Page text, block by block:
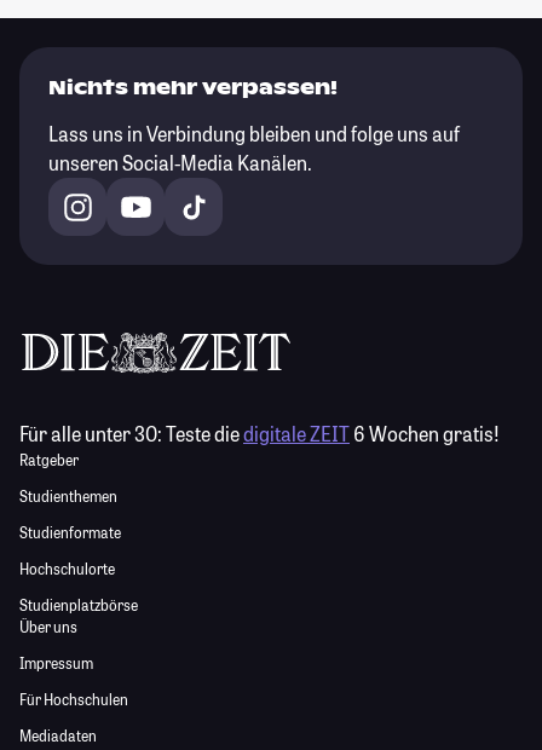
Nichts mehr verpassen!
Lass uns in Verbindung bleiben und folge uns auf
unseren Social-Media Kanälen.
Für alle unter 30:Teste diedigitale ZEIT6 Wochen gratis!
Ratgeber
Studienthemen
Studienformate
Hochschulorte
Studienplatzbörse
Über uns
Impressum
Für Hochschulen
Mediadaten